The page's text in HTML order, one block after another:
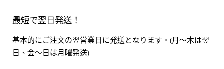
最短で翌日発送！
基本的にご注文の翌営業日に発送となります。(月～木は翌
日、金～日は月曜発送)